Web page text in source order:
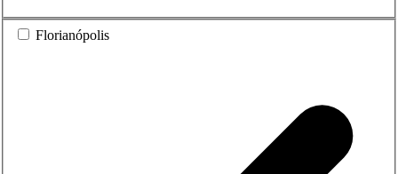
Florianópolis